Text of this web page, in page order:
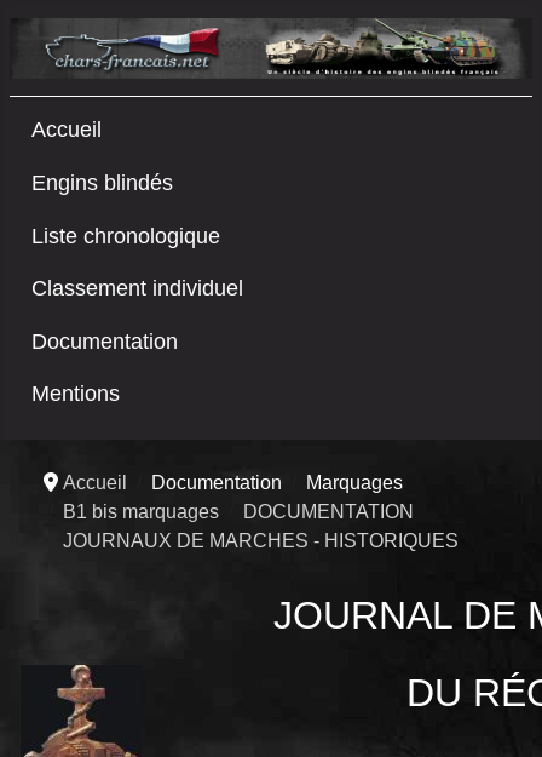
Accueil
Engins blindés
Liste chronologique
Classement individuel
Documentation
Mentions
Accueil Documentation
Marquages
B1 bis marquages
DOCUMENTATION
JOURNAUX DE MARCHES - HISTORIQUES
JOURNAL DE
DU